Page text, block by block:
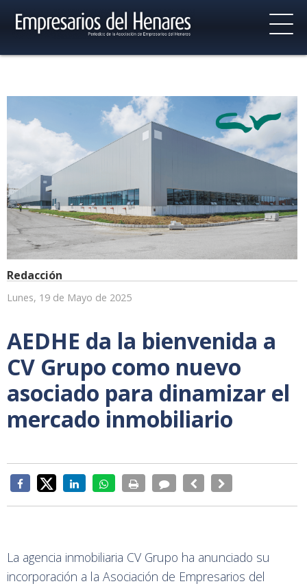
Redacción
Lunes, 19 de Mayo de 2025
AEDHE da la bienvenida a
CV Grupo como nuevo
asociado para dinamizar el
mercado inmobiliario
La agencia inmobiliaria CV Grupo ha anunciado su
incorporación a la Asociación de Empresarios del